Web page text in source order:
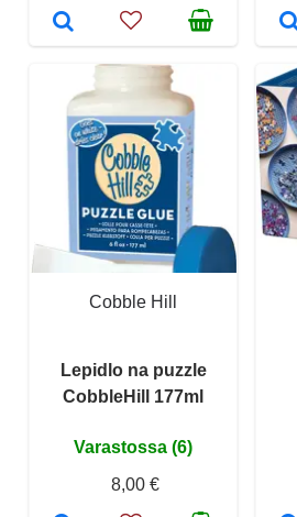
Cobble Hill
Lepidlo na puzzle
CobbleHill 177ml
Varastossa (6)
8,00 €